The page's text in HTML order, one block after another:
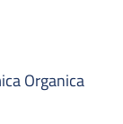
Organica